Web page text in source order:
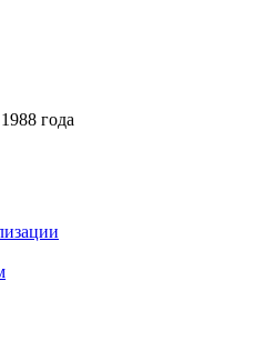
года